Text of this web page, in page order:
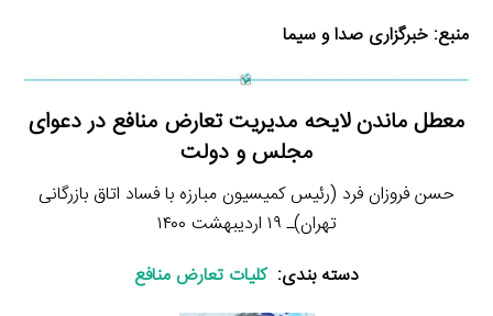
منبع:خبرگزاری صدا و سیما
معطل ماندن لایحه مدیریت تعارض منافع در دعوای
مجلس و دولت
حسن فروزان فرد (رئیس کمیسیون مبارزه با فساد اتاق بازرگانی
تهران)ـ ۱۹ اردیبهشت ۱۴۰۰
دسته بندی: کلیات تعارض منافع